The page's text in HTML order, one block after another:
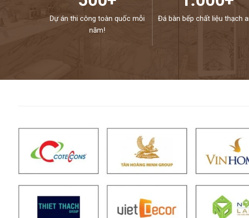
Dự án thi công toàn quốc mỗi
năm!
Đá bàn bếp chất liệu thạch